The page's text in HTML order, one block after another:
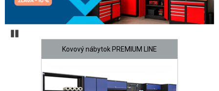
Kovový nábytok PREMIUM LINE